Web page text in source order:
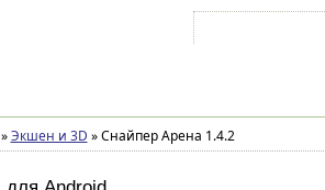
» Экшен и 3D »Снайпер Арена 1.4.2